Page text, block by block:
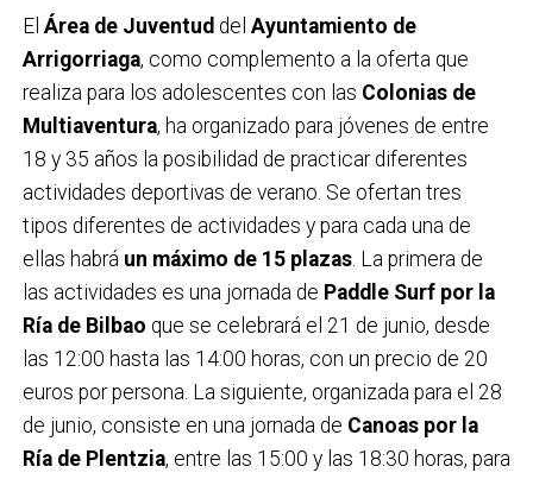
El Área de Juventud del Ayuntamiento de
Arrigorriaga, como complemento a la oferta que
realiza para los adolescentes con las Colonias de
Multiaventura, ha organizado para jóvenes de entre
18 y 35 años la posibilidad de practicar diferentes
actividades deportivas de verano. Se ofertan tres
tipos diferentes de actividades y para cada una de
ellas habrá un máximo de 15 plazas. La primera de
las actividades es una jornada de Paddle Surf por la
Ría de Bilbao que se celebrará el 21 de junio, desde
las 12:00 hasta las 14:00 horas, con un precio de 20
euros por persona. La siguiente, organizada para el 28
de junio, consiste en una jornada de Canoas por la
Ría de Plentzia, entre las 15:00 y las 18:30 horas, para